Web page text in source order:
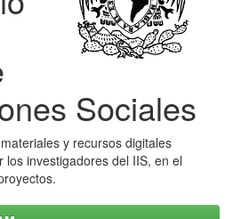
Sociales
y recursos digitales
investigadores del IIS, en el